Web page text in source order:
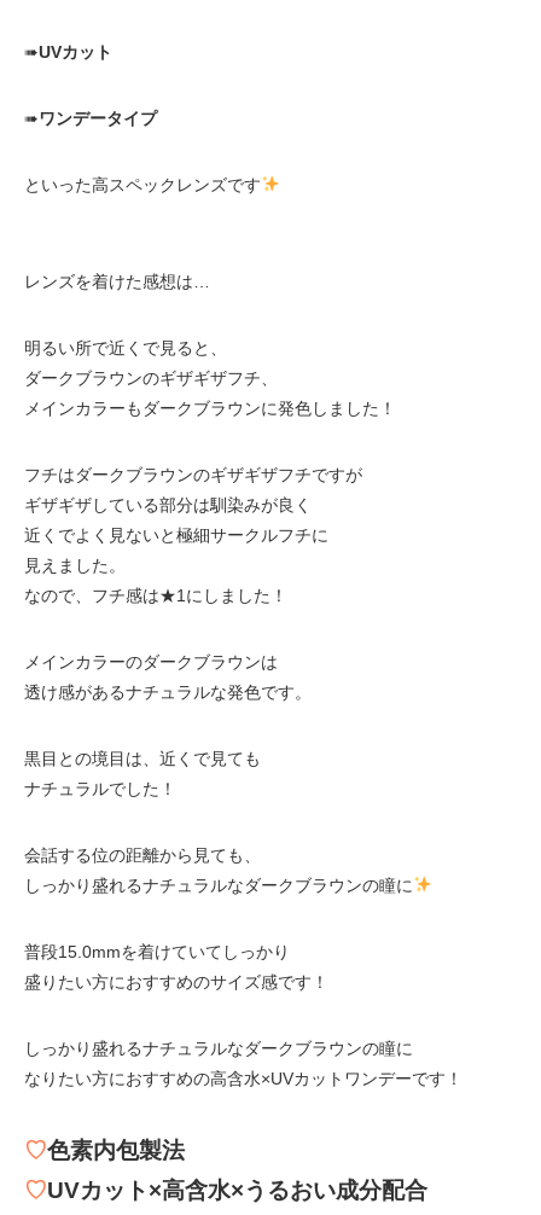
➠UVカット
➠ワンデータイプ
といった高スペックレンズです
レンズを着けた感想は…
明るい所で近くで見ると、
ダークブラウンのギザギザフチ、
メインカラーもダークブラウンに発色しました！
フチはダークブラウンのギザギザフチですが
ギザギザしている部分は馴染みが良く
近くでよく見ないと極細サークルフチに
見えました。
なので、フチ感は★1にしました！
メインカラーのダークブラウンは
透け感があるナチュラルな発色です。
黒目との境目は、近くで見ても
ナチュラルでした！
会話する位の距離から見ても、
しっかり盛れるナチュラルなダークブラウンの瞳に
普段15.0mmを着けていてしっかり
盛りたい方におすすめのサイズ感です！
しっかり盛れるナチュラルなダークブラウンの瞳に
なりたい方におすすめの高含水×UVカットワンデーです！
♡色素内包製法
♡UVカット×高含水×うるおい成分配合